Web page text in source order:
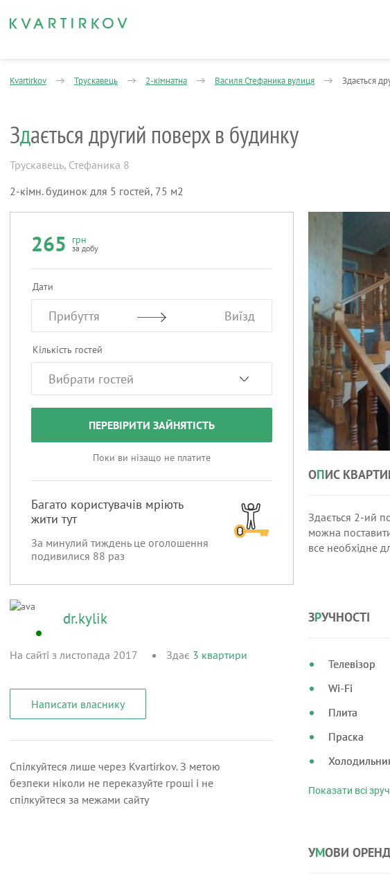
Kvartirkov Трускавець 2-кімнатна Василя Стефаника вулиця Здається
Здається другий поверх в будинку
Трускавець, Стефаника 8
2-кімн. будинок для 5 гостей, 75 м2
265 грн
за добу
Дати
Прибуття Виїзд
Кількість гостей
ПЕРЕВІРИТИ ЗАЙНЯТІСТЬ
Поки ви нізащо не платите
Багато користувачів мріють
жити тут
За минулий тиждень це оголошення
подивилися 88 раз
dr.kylik
На сайті з листопада 2017 Здає 3 квартири
Написати власнику
Спілкуйтеся лише через Kvartirkov. З метою
безпеки ніколи не переказуйте гроші і не
спілкуйтеся за межами сайту
ОПИС
Здається 2-ий
можна
все необхідне
ЗРУЧНОСТІ
Телевізор
Wi-Fi
Плита
Праска
УМОВИ